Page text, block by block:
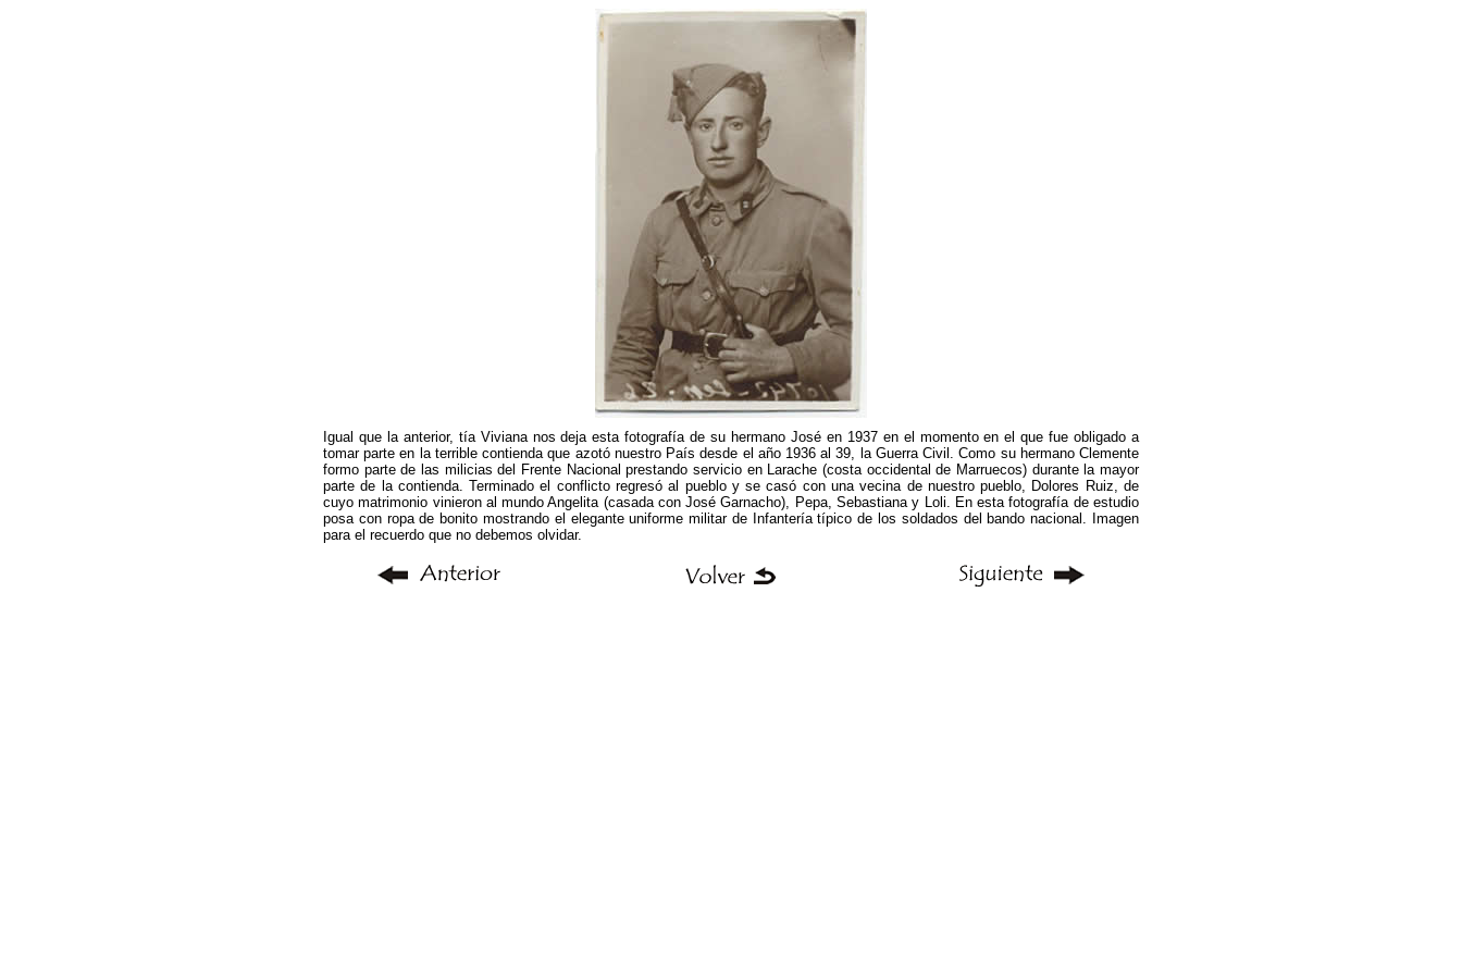
Igual que la anterior, tía Viviana nos deja esta fotografía de su hermano José en 1937 en el momento en el que fue obligado a
tomar parte en la terrible contienda que azotó nuestro País desde el año 1936 al 39, la Guerra Civil. Como su hermano Clemente
formo parte de las milicias del Frente Nacional prestando servicio en Larache (costa occidental de Marruecos) durante la mayor
parte de la contienda. Terminado el conflicto regresó al pueblo y se casó con una vecina de nuestro pueblo, Dolores Ruiz, de
cuyo matrimonio vinieron al mundo Angelita (casada con José Garnacho), Pepa, Sebastiana y Loli. En esta fotografía de estudio
posa con ropa de bonito mostrando el elegante uniforme militar de Infantería típico de los soldados del bando nacional. Imagen
para el recuerdo que no debemos olvidar.